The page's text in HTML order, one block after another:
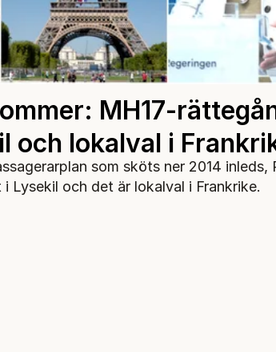
MH17-
och lokalval i
som sköts ner 2014 inleds,
Lysekil och det är lokalval i Frankrike.